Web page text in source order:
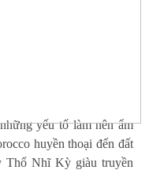
yếu tố làm nên ẩm
huyền thoại đến đất
Thổ Nhĩ Kỳ giàu truyền